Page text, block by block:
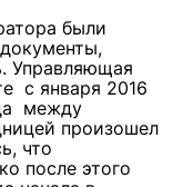
были
Управляющая
с января 2016
между
произошел
что
после этого